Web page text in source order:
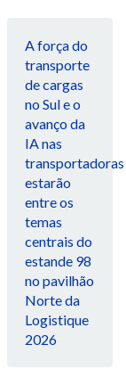
A força do
transporte
de cargas
no Sul e o
avanço da
IA nas
transportadoras
estarão
entre os
temas
centrais do
estande 98
no pavilhão
Norte da
Logistique
2026